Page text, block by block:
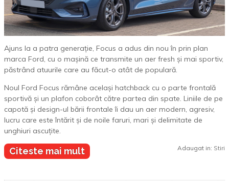
Ajuns la a patra generație, Focus a adus din nou în prin plan
marca Ford, cu o mașină ce transmite un aer fresh și mai sportiv,
păstrând atuurile care au făcut-o atât de populară.
Noul Ford Focus rămâne același hatchback cu o parte frontală
sportivă și un plafon coborât către partea din spate. Liniile de pe
capotă și design-ul bării frontale îi dau un aer modern, agresiv,
lucru care este întărit și de noile faruri, mari și delimitate de
unghiuri ascuțite.
Citeste mai mult Adaugat in: Stiri